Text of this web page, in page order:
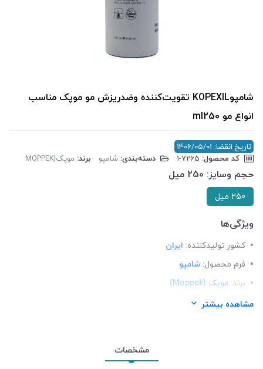
شامپوKOPEXIL تقویت‌کننده وضدریزش مو موپک مناسب
انواع مو ml250
تاریخ انقضا: 1406/05/01
کد محصول:
دسته‌بندی: شامپو برند: موپک|MOPPEK
حجم وسایز: 250 میل
250 میل
ویژگی‌ها
کشور تولید‎کننده:
ایران
فرم محصول: شامپو
برند: موپک (Moppek)
شرکت تولید کننده:
مشاهده بیشتر
مشخصات